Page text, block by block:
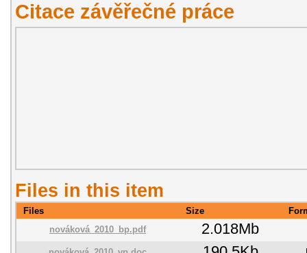
Citace závěřečné práce
Files in this item
Files Size
nováková_2010_bp.pdf
2.018Mb